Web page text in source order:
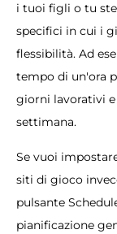
i tuoi figli o tu
specifici in cui i
flessibilità. Ad
tempo di un'ora
giorni lavorativi
settimana.
Se vuoi
siti di gioco
pulsante
pianificazione